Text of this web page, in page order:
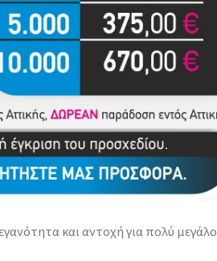
και αντοχή για πολύ μεγάλο